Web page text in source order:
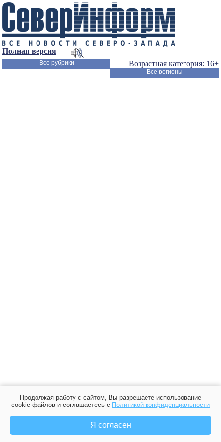
Полная версия
Возрастная категория: 16+
Все рубрики
Все регионы
Продолжая работу с сайтом, Вы разрешаете использование
cookie-файлов и соглашаетесь с Политикой конфиденциальности
Я согласен